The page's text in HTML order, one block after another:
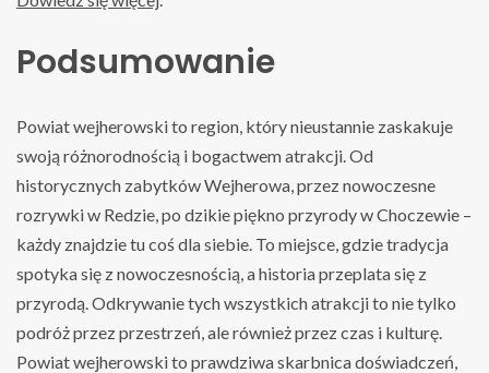
Podsumowanie
Powiat wejherowski to region, który nieustannie zaskakuje
swoją różnorodnością i bogactwem atrakcji. Od
historycznych zabytków Wejherowa, przez nowoczesne
rozrywki w Redzie, po dzikie piękno przyrody w Choczewie –
każdy znajdzie tu coś dla siebie. To miejsce, gdzie tradycja
spotyka się z nowoczesnością, a historia przeplata się z
przyrodą. Odkrywanie tych wszystkich atrakcji to nie tylko
podróż przez przestrzeń, ale również przez czas i kulturę.
Powiat wejherowski to prawdziwa skarbnica doświadczeń,